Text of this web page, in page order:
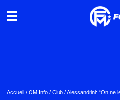
Accueil / OM Info / Club /Alessandrini: “On ne